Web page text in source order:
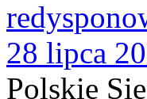
28 lipca
Polskie